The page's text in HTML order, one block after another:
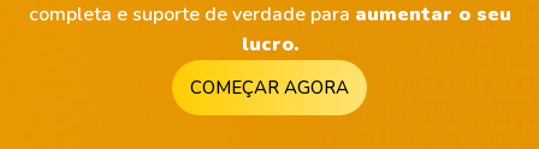
completa e suporte de verdade para aumentar o seu
lucro.
COMEÇAR AGORA